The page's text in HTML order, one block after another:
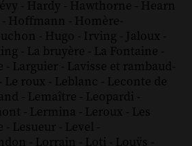
- Hardy - Hawthorne - Hearn
- Hoffmann - Homère-
- Hugo - Irving - Jaloux -
- La bruyère - La Fontaine -
- Larguier - Lavisse et rambaud-
- Le roux - Leblanc - Leconte de
- Lemaître - Leopardi -
- Lermina - Leroux - Les
- Lesueur - Level -
- Lorrain - Loti - Louÿs -